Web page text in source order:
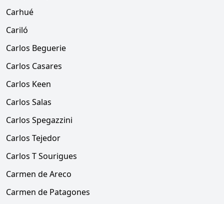
Carhué
Cariló
Carlos Beguerie
Carlos Casares
Carlos Keen
Carlos Salas
Carlos Spegazzini
Carlos Tejedor
Carlos T Sourigues
Carmen de Areco
Carmen de Patagones